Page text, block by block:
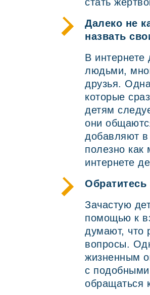
Далеко не
назвать
В
людьми,
друзья.
которые
детям
они
добавляют
полезно как
интернете
Зачастую
помощью к
думают, что
вопросы.
жизненным
с
обращаться